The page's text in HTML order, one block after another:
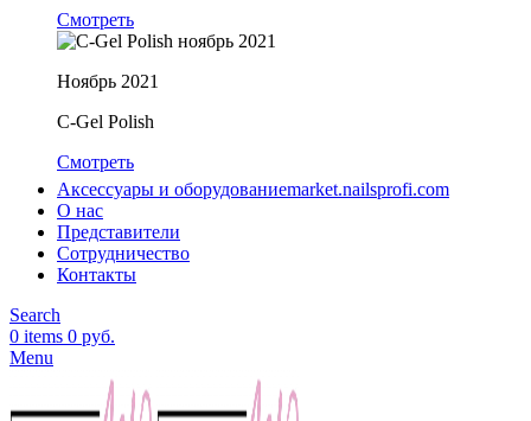
Смотреть
Ноябрь 2021
C-Gel Polish
Смотреть
Аксессуары и оборудованиеmarket.nailsprofi.com
О нас
Представители
Сотрудничество
Контакты
Search
0 items 0 руб.
Menu